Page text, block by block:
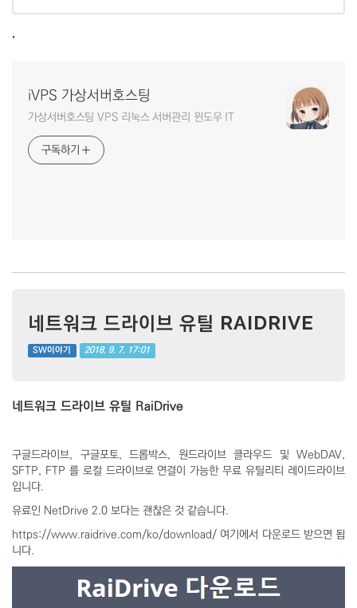
,
iVPS 가상서버호스팅
가상서버호스팅 VPS 리눅스 서버관리 윈도우 IT
구독하기
네트워크 드라이브 유틸 RAIDRIVE
SW이야기 2018. 9. 7. 17:01
네트워크 드라이브 유틸 RaiDrive
구글드라이브, 구글포토, 드롭박스, 원드라이브 클라우드 및 WebDAV,
SFTP, FTP 를 로컬 드라이브로 연결이 가능한 무료 유틸리티 레이드라이브
입니다.
유료인 NetDrive 2.0 보다는 괜찮은 것 같습니다.
https://www.raidrive.com/ko/download/ 여기에서 다운로드 받으면 됩
니다.